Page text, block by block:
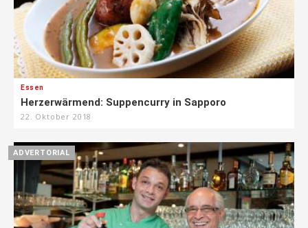
Essen
Herzerwärmend: Suppencurry in Sapporo
22. Oktober 2018
ADVERTORIAL